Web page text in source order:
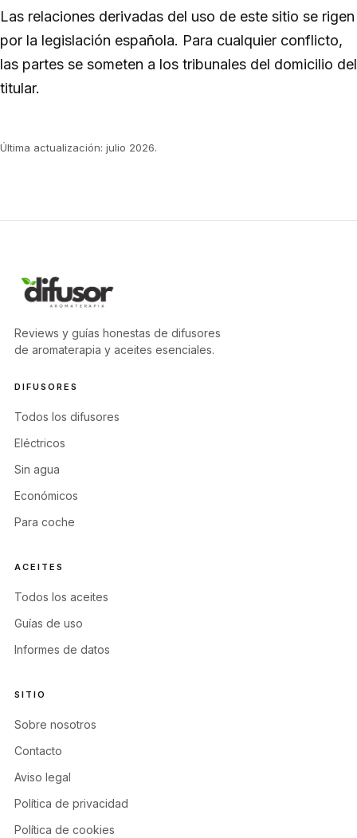
Las relaciones derivadas del uso de este sitio se rigen
por la legislación española. Para cualquier conflicto,
las partes se someten a los tribunales del domicilio del
titular.
Última actualización: julio 2026.
Reviews y guías honestas de difusores
de aromaterapia y aceites esenciales.
DIFUSORES
Todos los difusores
Eléctricos
Sin agua
Económicos
Para coche
ACEITES
Todos los aceites
Guías de uso
Informes de datos
SITIO
Sobre nosotros
Contacto
Aviso legal
Política de privacidad
Política de cookies